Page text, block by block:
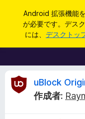
Android 拡張機能
が必要です。デス
には、 デスクトッ
u
uBlock
作成者: